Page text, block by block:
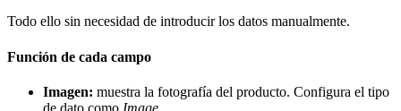
Todo ello sin necesidad de introducir los datos manualmente.
Función de cada campo
Imagen: muestra la fotografía del producto. Configura el tipo
de dato como Image.